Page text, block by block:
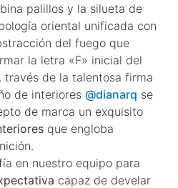
palillos y la silueta de
oriental unificada con
del fuego que
la letra «F» inicial del
través de la talentosa firma
de interiores @dianarq se
de marca un exquisito
que engloba
en nuestro equipo para
capaz de develar